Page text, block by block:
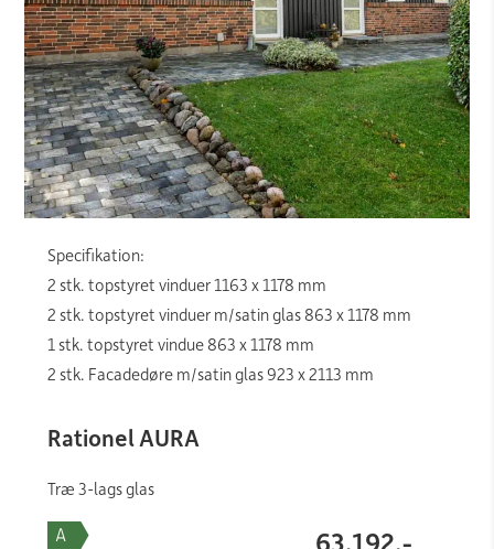
Specifikation:
2 stk. topstyret vinduer 1163 x 1178 mm
2 stk. topstyret vinduer m/satin glas 863 x 1178 mm
1 stk. topstyret vindue 863 x 1178 mm
2 stk. Facadedøre m/satin glas 923 x 2113 mm
Rationel AURA
Træ 3-lags glas
63.192,-